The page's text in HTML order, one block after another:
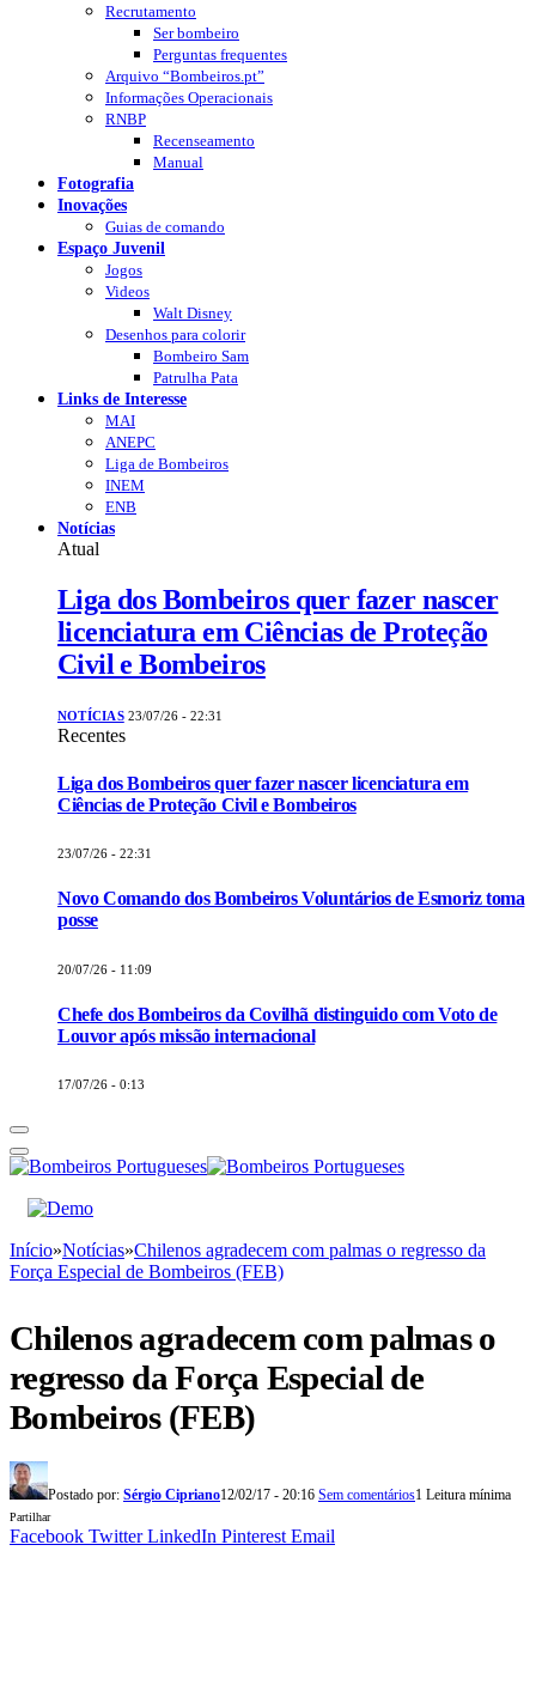
Recrutamento
Ser bombeiro
Perguntas frequentes
Arquivo “Bombeiros.pt”
Informações Operacionais
RNBP
Recenseamento
Manual
Fotografia
Inovações
Guias de comando
Espaço Juvenil
Jogos
Videos
Walt Disney
Desenhos para colorir
Bombeiro Sam
Patrulha Pata
Links de Interesse
MAI
ANEPC
Liga de Bombeiros
INEM
ENB
Notícias
Atual
Liga dos Bombeiros quer fazer nascer
licenciatura em Ciências de Proteção
Civil e Bombeiros
NOTÍCIAS 23/07/26 - 22:31
Recentes
Liga dos Bombeiros quer fazer nascer licenciatura em
Ciências de Proteção Civil e Bombeiros
23/07/26 - 22:31
Novo Comando dos Bombeiros Voluntários de Esmoriz toma
posse
20/07/26 - 11:09
Chefe dos Bombeiros da Covilhã distinguido com Voto de
Louvor após missão internacional
17/07/26 - 0:13
Início»Notícias»Chilenos agradecem com palmas o regresso da
Força Especial de Bombeiros (FEB)
Chilenos agradecem com palmas o
regresso da Força Especial de
Bombeiros (FEB)
Postado por: Sérgio Cipriano12/02/17 - 20:16 Sem comentários1 Leitura mínima
Partilhar
Facebook Twitter LinkedIn Pinterest Email